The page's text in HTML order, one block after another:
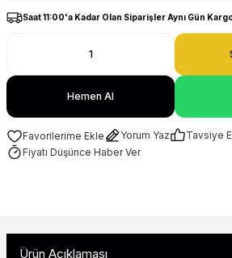
Saat 11:00'a Kadar Olan Siparişler Aynı Gün
Hemen Al
Yorum Yaz
Tavsiye
Fiyatı Düşünce Haber Ver
Ürün Açıklaması